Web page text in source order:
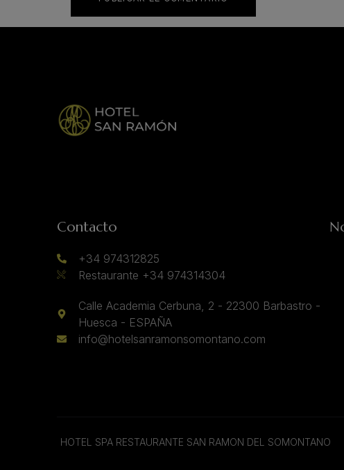
Contacto
+34 974312825
Restaurante +34 974314304
Calle Academia Cerbuna, 2 - 22300 Barbastro -
Huesca - ESPAÑA
info@hotelsanramonsomontano.com
HOTEL SPA RESTAURANTE SAN RAMON DEL SOMONTANO